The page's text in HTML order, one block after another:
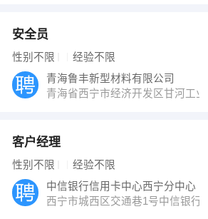
安全员
性别不限 经验不限
青海鲁丰新型材料有限公司
青海省西宁市经济开发区甘河工
客户经理
性别不限 经验不限
中信银行信用卡中心西宁分中心
西宁市城西区交通巷1号中信银行5